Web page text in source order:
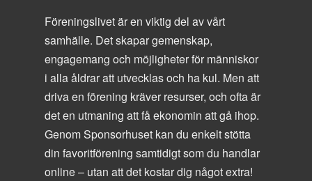
Föreningslivet är en viktig del av vårt
samhälle. Det skapar gemenskap,
engagemang och möjligheter för människor
i alla åldrar att utvecklas och ha kul. Men att
driva en förening kräver resurser, och ofta är
det en utmaning att få ekonomin att gå ihop.
Genom Sponsorhuset kan du enkelt stötta
din favoritförening samtidigt som du handlar
online – utan att det kostar dig något extra!